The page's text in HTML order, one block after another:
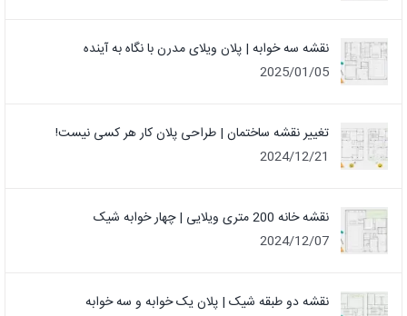
نقشه سه خوابه | پلان ویلای مدرن با نگاه به آینده
2025/01/05
تغییر نقشه ساختمان | طراحی پلان کار هر کسی نیست!
2024/12/21
نقشه خانه 200 متری ویلایی | چهار خوابه شیک
2024/12/07
نقشه دو طبقه شیک | پلان یک خوابه و سه خوابه